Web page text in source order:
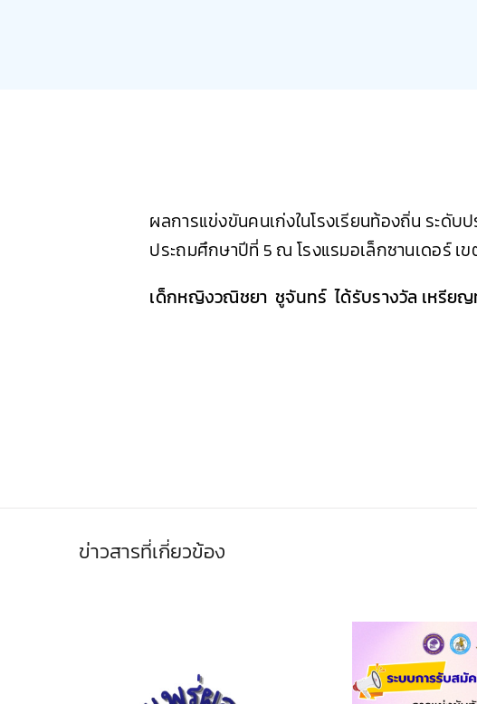
ผลการแข่งขันคนเก่งในโรงเรียนท้องถิ่น ระดับ
ประถมศึกษาปีที่ 5 ณ โรงแรมอเล็กซานเดอร์ เ
เด็กหญิงวณิชยา ชูจันทร์ ได้รับรางวัล เหรีย
ข่าวสารที่เกี่ยวข้อง